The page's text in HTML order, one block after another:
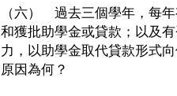
（六） 過去三個學年，每
和獲批助學金或貸款；以及
力，以助學金取代貸款形式
原因為何？